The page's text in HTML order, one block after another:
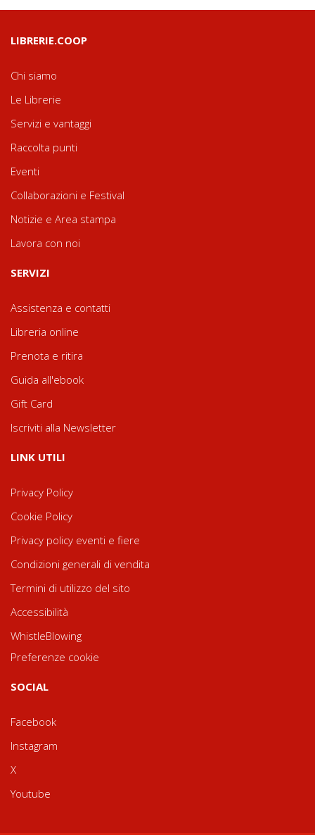
LIBRERIE.COOP
Chi siamo
Le Librerie
Servizi e vantaggi
Raccolta punti
Eventi
Collaborazioni e Festival
Notizie e Area stampa
Lavora con noi
SERVIZI
Assistenza e contatti
Libreria online
Prenota e ritira
Guida all'ebook
Gift Card
Iscriviti alla Newsletter
LINK UTILI
Privacy Policy
Cookie Policy
Privacy policy eventi e fiere
Condizioni generali di vendita
Termini di utilizzo del sito
Accessibilità
WhistleBlowing
Preferenze cookie
SOCIAL
Facebook
Instagram
X
Youtube